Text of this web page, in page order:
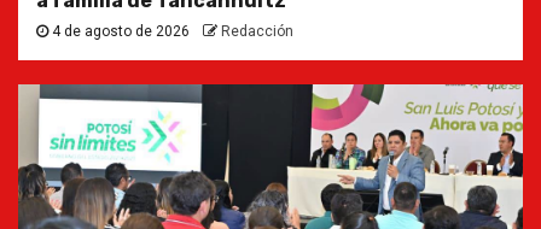
4 de agosto de 2026 Redacción